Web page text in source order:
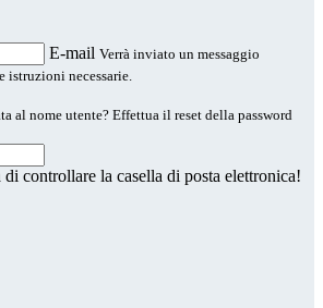
E-mail Verrà inviato un messaggio
necessarie.
al nome utente? Effettua il reset della password
controllare la casella di posta elettronica!